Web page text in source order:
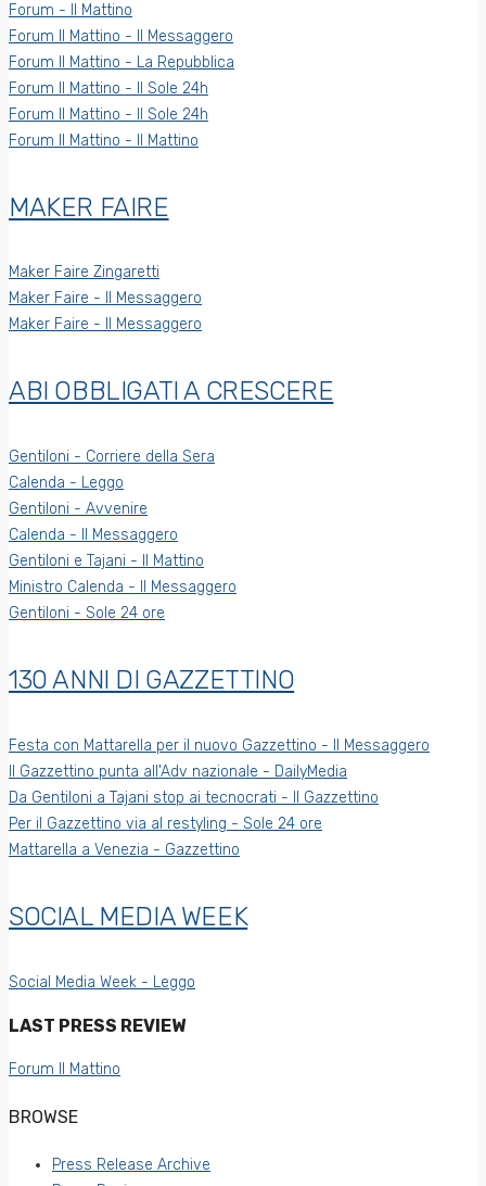
Forum - Il Mattino
Forum Il Mattino - Il Messaggero
Forum Il Mattino - La Repubblica
Forum Il Mattino - Il Sole 24h
Forum Il Mattino - Il Sole 24h
Forum Il Mattino - Il Mattino
MAKER FAIRE
Maker Faire Zingaretti
Maker Faire - Il Messaggero
Maker Faire - Il Messaggero
ABI OBBLIGATI A CRESCERE
Gentiloni - Corriere della Sera
Calenda - Leggo
Gentiloni - Avvenire
Calenda - Il Messaggero
Gentiloni e Tajani - Il Mattino
Ministro Calenda - Il Messaggero
Gentiloni - Sole 24 ore
130 ANNI DI GAZZETTINO
Festa con Mattarella per il nuovo Gazzettino - Il Messaggero
Il Gazzettino punta all'Adv nazionale - DailyMedia
Da Gentiloni a Tajani stop ai tecnocrati - Il Gazzettino
Per il Gazzettino via al restyling - Sole 24 ore
Mattarella a Venezia - Gazzettino
SOCIAL MEDIA WEEK
Social Media Week - Leggo
LAST PRESS REVIEW
Forum Il Mattino
BROWSE
Press Release Archive